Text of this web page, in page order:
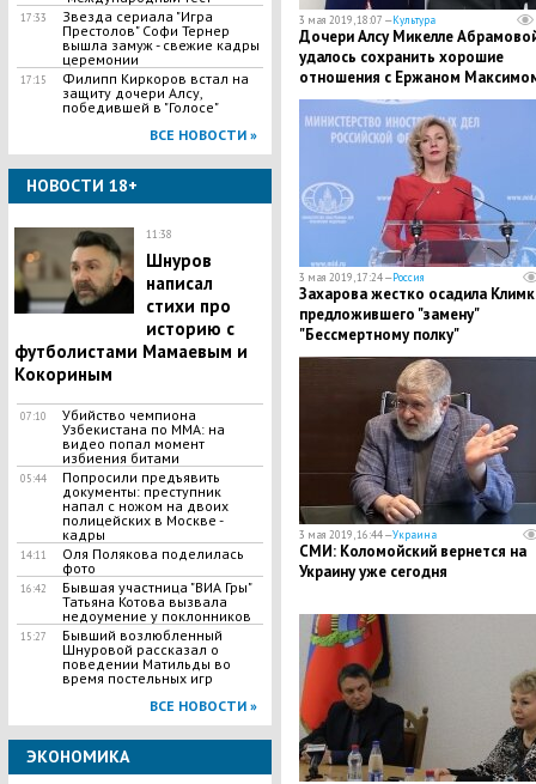
17:33
Звезда сериала "Игра
Престолов" Софи Тернер
вышла замуж - свежие кадры
церемонии
17:15
Филипп Киркоров встал на
защиту дочери Алсу,
победившей в "Голосе"
ВСЕ НОВОСТИ »
НОВОСТИ 18+
11:38
Шнуров
написал
стихи про
историю с
футболистами Мамаевым и
Кокориным
07:10
Убийство чемпиона
Узбекистана по MMA: на
видео попал момент
избиения битами
05:44
Попросили предъявить
документы: преступник
напал с ножом на двоих
полицейских в Москве -
кадры
14:11
Оля Полякова поделилась
фото
16:42
Бывшая участница "ВИА Гры"
Татьяна Котова вызвала
недоумение у поклонников
15:27
Бывший возлюбленный
Шнуровой рассказал о
поведении Матильды во
время постельных игр
ВСЕ НОВОСТИ »
ЭКОНОМИКА
3 мая 2019, 18:07 —Культура
Дочери Алсу Микелле
удалось сохранить хорошие
отношения с Ержаном
подробности
3 мая 2019, 17:24 —Россия
Захарова жестко осадила
предложившего "замену"
"Бессмертному полку"
3 мая 2019, 16:44 —Украина
СМИ: Коломойский вернется на
Украину уже сегодня